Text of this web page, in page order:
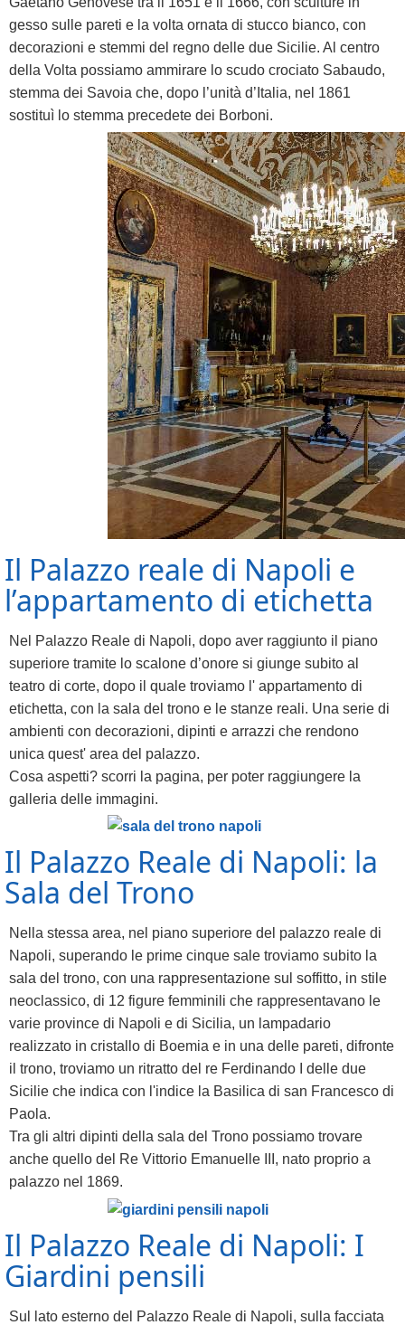
gesso sulle pareti e la volta ornata di stucco bianco, con
decorazioni e stemmi del regno delle due Sicilie. Al centro
della Volta possiamo ammirare lo scudo crociato Sabaudo,
stemma dei Savoia che, dopo l’unità d’Italia, nel 1861
sostituì lo stemma precedete dei Borboni.
Il Palazzo reale di Napoli e
l’appartamento di etichetta
Nel Palazzo Reale di Napoli, dopo aver raggiunto il piano
superiore tramite lo scalone d’onore si giunge subito al
teatro di corte, dopo il quale troviamo l' appartamento di
etichetta, con la sala del trono e le stanze reali. Una serie di
ambienti con decorazioni, dipinti e arrazzi che rendono
unica quest' area del palazzo.
Cosa aspetti? scorri la pagina, per poter raggiungere la
galleria delle immagini.
Il Palazzo Reale di Napoli: la
Sala del Trono
Nella stessa area, nel piano superiore del palazzo reale di
Napoli, superando le prime cinque sale troviamo subito la
sala del trono, con una rappresentazione sul soffitto, in stile
neoclassico, di 12 figure femminili che rappresentavano le
varie province di Napoli e di Sicilia, un lampadario
realizzato in cristallo di Boemia e in una delle pareti, difronte
il trono, troviamo un ritratto del re Ferdinando I delle due
Sicilie che indica con l'indice la Basilica di san Francesco di
Paola.
Tra gli altri dipinti della sala del Trono possiamo trovare
anche quello del Re Vittorio Emanuelle III, nato proprio a
palazzo nel 1869.
Il Palazzo Reale di Napoli: I
Giardini pensili
Sul lato esterno del Palazzo Reale di Napoli, sulla facciata